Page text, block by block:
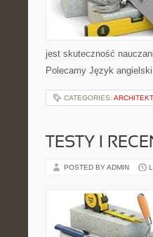
jest skuteczność
Polecamy Język
CATEGORIES:
TESTY I
POSTED BY ADMIN